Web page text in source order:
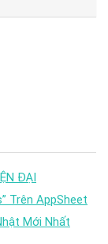
ĐẠI
Trên AppSheet
Mới Nhất